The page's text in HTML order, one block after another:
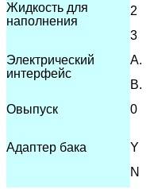
Жидкость для
наполнения
2
3
Электрический
интерфейс
А.
В.
Овыпуск 0
Адаптер бака
Y
N